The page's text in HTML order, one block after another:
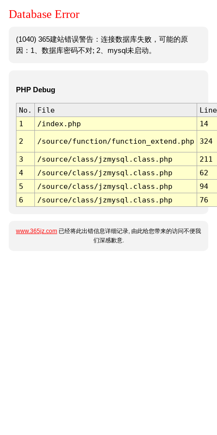
Database Error
(1040) 365建站错误警告：连接数据库失败，可能的原
因：1、数据库密码不对; 2、mysql未启动。
PHP Debug
No. File
Line
1
/index.php 14
2 /source/function/function_extend.php 324
3 /source/class/jzmysql.class.php
211
4
/source/class/jzmysql.class.php
62
5
/source/class/jzmysql.class.php
94
6
/source/class/jzmysql.class.php 76
www.365jz.com 已经将此出错信息详细记录, 由此给您带来的访问不便我
们深感歉意.